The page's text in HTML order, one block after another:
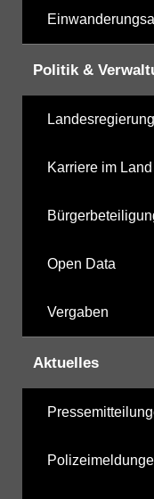
Politik &
Landesregierung
Karriere im
Open Data
Vergaben
Aktuelles